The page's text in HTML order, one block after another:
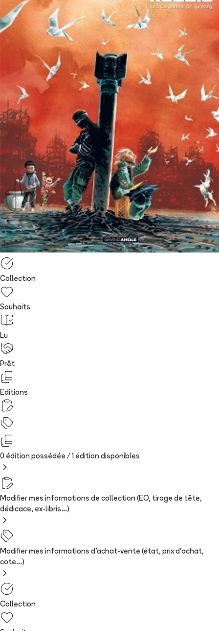
Collection
Souhaits
Lu
Prêt
Editions
0 édition possédée / 1 édition disponibles
Modifier mes informations de collection (EO, tirage de tête,
dédicace, ex-libris...)
Modifier mes informations d'achat-vente (état, prix d'achat,
cote...)
Collection